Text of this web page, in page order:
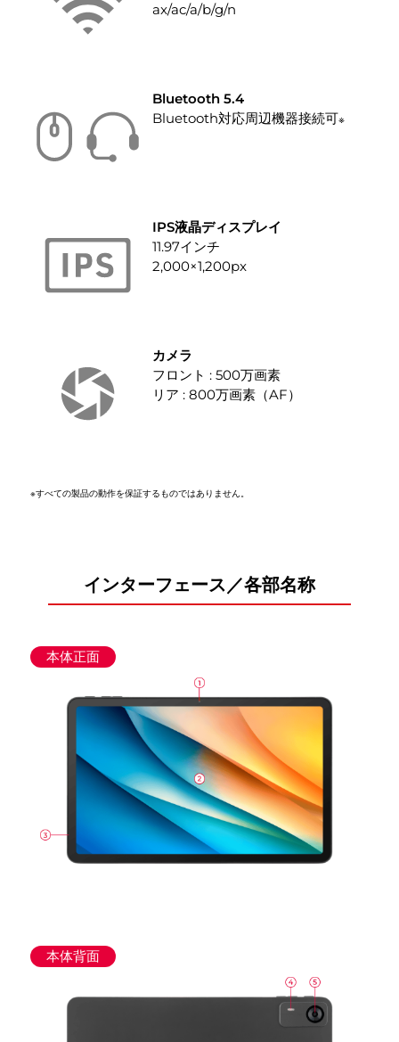
ax/ac/a/b/g/n
Bluetooth 5.4
Bluetooth対応周辺機器接続可※
IPS液晶ディスプレイ
11.97インチ
2,000×1,200px
カメラ
フロント : 500万画素
リア : 800万画素（AF）
※すべての製品の動作を保証するものではありません。
インターフェース／各部名称
本体正面
本体背面